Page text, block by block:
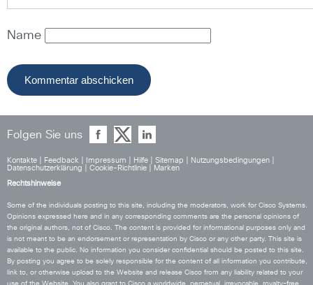
Name
Folgen Sie uns
Kontakte Feedback Impressum Hilfe Sitemap Nutzungsbedingungen
Datenschutzerklärung
Cookie-Richtlinie
Marken
Rechtshinweise
Some of the individuals posting to this site, including the moderators, work for Cisco Systems.
Opinions expressed here and in any corresponding comments are the personal opinions of
the original authors, not of Cisco. The content is provided for informational purposes only and
is not meant to be an endorsement or representation by Cisco or any other party. This site is
available to the public. No information you consider confidential should be posted to this site.
By posting you agree to be solely responsible for the content of all information you contribute,
link to, or otherwise upload to the Website and release Cisco from any liability related to your